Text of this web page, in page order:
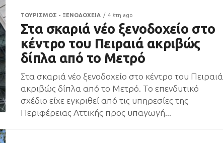
ΤΟΥΡΙΣΜΟΣ - ΞΕΝΟΔΟΧΕΙΑ 4 έτη ago
Στα σκαριά νέο ξενοδοχείο στο
κέντρο του Πειραιά ακριβώς
δίπλα από το Μετρό
Στα σκαριά νέο ξενοδοχείο στο κέντρο του Πειραιά
ακριβώς δίπλα από το Μετρό. Το επενδυτικό
σχέδιο είχε εγκριθεί από τις υπηρεσίες της
Περιφέρειας Αττικής προς υπαγωγή...